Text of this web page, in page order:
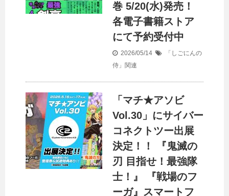
巻 5/20(水)発売！
各電子書籍ストア
にて予約受付中
2026/05/14
「しごにんの
侍」関連
「マチ★アソビ
Vol.30」にサイバー
コネクトツー出展
決定！！ 『鬼滅の
刃 目指せ！最強隊
士！』 『戦場のフ
ーガ』スマートフ